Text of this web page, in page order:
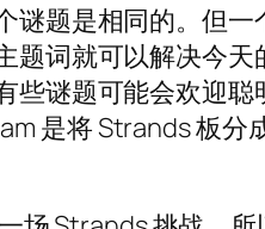
谜题是相同的。但一
题词就可以解决今
些谜题可能会欢迎
是将 Strands 板